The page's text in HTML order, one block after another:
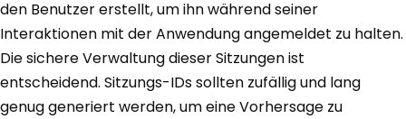
den Benutzer erstellt, um ihn während seiner
Interaktionen mit der Anwendung angemeldet zu halten.
Die sichere Verwaltung dieser Sitzungen ist
entscheidend. Sitzungs-IDs sollten zufällig und lang
genug generiert werden, um eine Vorhersage zu